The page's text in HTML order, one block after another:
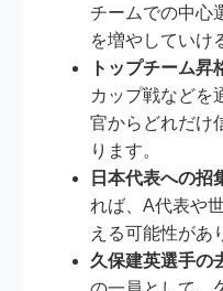
チームでの中心
を増やしていけ
トップチーム昇
カップ戦などを
官からどれだけ
ります。
日本代表への招
れば、A代表や
える可能性があ
久保建英選手の